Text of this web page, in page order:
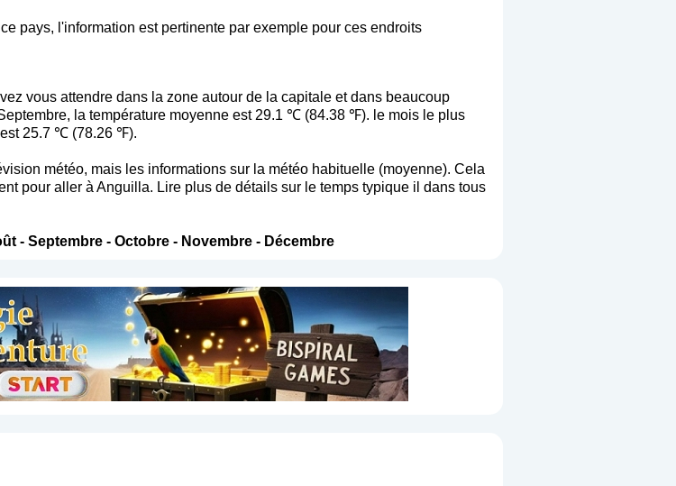
pays, l'information est pertinente par exemple pour ces endroits
vous attendre dans la zone autour de la capitale et dans beaucoup
la température moyenne est 29.1 ℃ (84.38 ℉). le mois le plus
est 25.7 ℃ (78.26 ℉).
météo, mais les informations sur la météo habituelle (moyenne). Cela
pour aller à Anguilla. Lire plus de détails sur le temps typique il dans tous
- Septembre- Octobre- Novembre- Décembre